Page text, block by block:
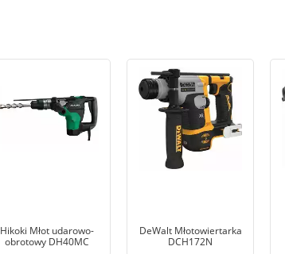
Hikoki Młot udarowo-
obrotowy DH40MC
DeWalt Młotowiertarka
DCH172N